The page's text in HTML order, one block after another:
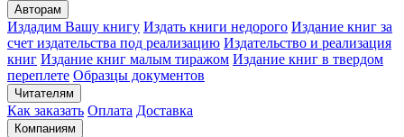
Авторам
Издадим Вашу книгу Издать книги недорого Издание книг за
счет издательства под реализацию Издательство и реализация
книг Издание книг малым тиражом Издание книг в твердом
переплете Образцы документов
Читателям
Как заказать Оплата Доставка
Компаниям